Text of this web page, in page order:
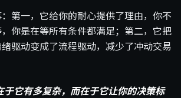
第一，它给你的耐心提供了理由，你不
你是在等所有条件都满足；第二，它把
驱动变成了流程驱动，减少了冲动交易
于它有多复杂，而在于它让你的决策标